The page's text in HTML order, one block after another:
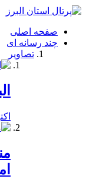
فصد
شرق
تهران
خشکشویی
صفحه اصلی
چند رسانه ای
تصاویر
اکتبر